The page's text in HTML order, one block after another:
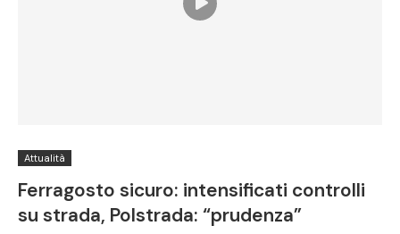
Attualità
Ferragosto sicuro: intensificati controlli
su strada, Polstrada: “prudenza”